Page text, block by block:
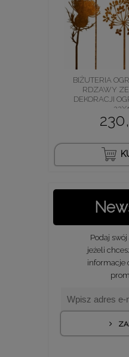
BIŻUTERIA
RDZAWY
DEKORACJI
Podaj
jeżeli
informacje